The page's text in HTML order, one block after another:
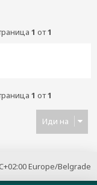
1 от1
1 от1
Иди на
Europe/Belgrade